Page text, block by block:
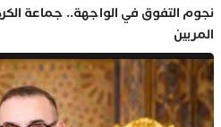
نجوم التفوق في الواجهة.. جماعة
المربين